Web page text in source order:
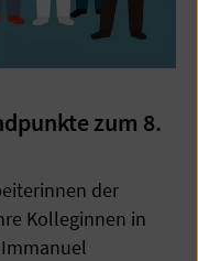
zum 8.
der
Kolleginnen in